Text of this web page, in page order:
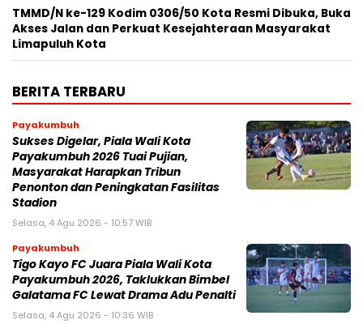
TMMD/N ke-129 Kodim 0306/50 Kota Resmi Dibuka, Buka
Akses Jalan dan Perkuat Kesejahteraan Masyarakat
Limapuluh Kota
BERITA TERBARU
Payakumbuh
Sukses Digelar, Piala Wali Kota
Payakumbuh 2026 Tuai Pujian,
Masyarakat Harapkan Tribun
Penonton dan Peningkatan Fasilitas
Stadion
Selasa, 4 Agu 2026 - 10:57 WIB
Payakumbuh
Tigo Kayo FC Juara Piala Wali Kota
Payakumbuh 2026, Taklukkan Bimbel
Galatama FC Lewat Drama Adu Penalti
Selasa, 4 Agu 2026 - 10:36 WIB